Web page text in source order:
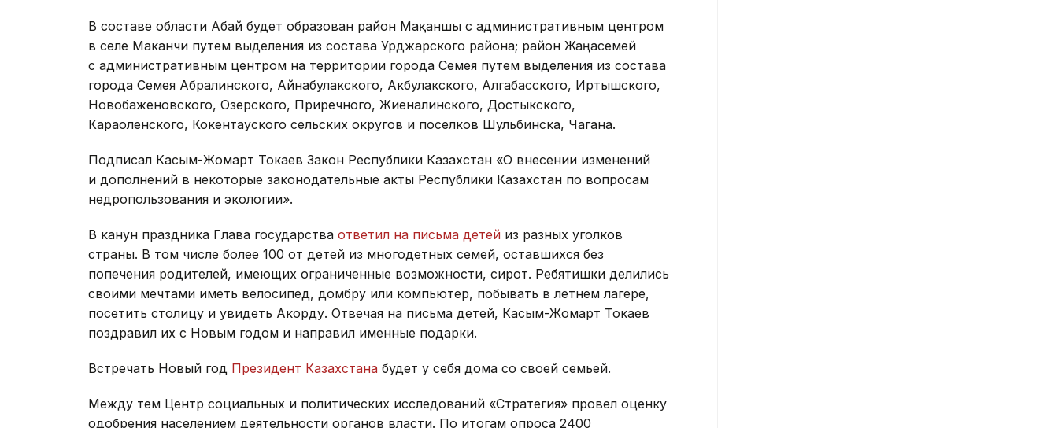
В составе области Абай будет образован район Мақаншы с административным центром
в селе Маканчи путем выделения из состава Урджарского района; район Жаңасемей
с административным центром на территории города Семея путем выделения из состава
города Семея Абралинского, Айнабулакского, Акбулакского, Алгабасского, Иртышского,
Новобаженовского, Озерского, Приречного, Жиеналинского, Достыкского,
Караоленского, Кокентауского сельских округов и поселков Шульбинска, Чагана.
Подписал Касым-Жомарт Токаев Закон Республики Казахстан «О внесении изменений
и дополнений в некоторые законодательные акты Республики Казахстан по вопросам
недропользования и экологии».
В канун праздника Глава государства ответил на письма детей из разных уголков
страны. В том числе более 100 от детей из многодетных семей, оставшихся без
попечения родителей, имеющих ограниченные возможности, сирот. Ребятишки делились
своими мечтами иметь велосипед, домбру или компьютер, побывать в летнем лагере,
посетить столицу и увидеть Акорду. Отвечая на письма детей, Касым-Жомарт Токаев
поздравил их с Новым годом и направил именные подарки.
Встречать Новый год Президент Казахстана будет у себя дома со своей семьей.
Между тем Центр социальных и политических исследований «Стратегия» провел оценку
одобрения населением деятельности органов власти. По итогам опроса 2400